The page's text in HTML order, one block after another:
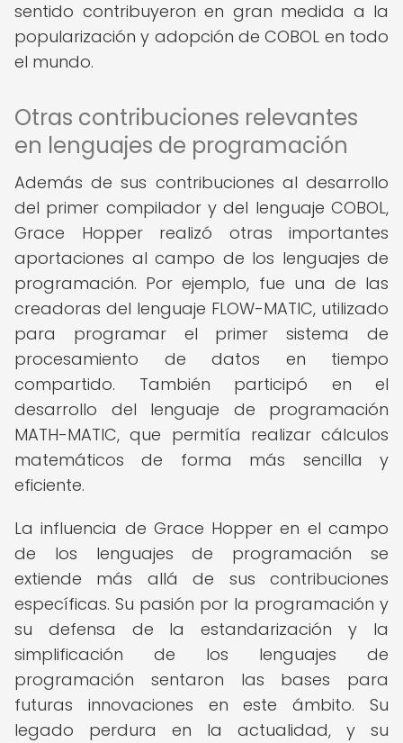
sentido contribuyeron en gran medida a la
popularización y adopción de COBOL en todo
el mundo.
Otras contribuciones relevantes
en lenguajes de programación
Además de sus contribuciones al desarrollo
del primer compilador y del lenguaje COBOL,
Grace Hopper realizó otras importantes
aportaciones al campo de los lenguajes de
programación. Por ejemplo, fue una de las
creadoras del lenguaje FLOW-MATIC, utilizado
para programar el primer sistema de
procesamiento de datos en tiempo
compartido. También participó en el
desarrollo del lenguaje de programación
MATH-MATIC, que permitía realizar cálculos
matemáticos de forma más sencilla y
eficiente.
La influencia de Grace Hopper en el campo
de los lenguajes de programación se
extiende más allá de sus contribuciones
específicas. Su pasión por la programación y
su defensa de la estandarización y la
simplificación de los lenguajes de
programación sentaron las bases para
futuras innovaciones en este ámbito. Su
legado perdura en la actualidad, y su